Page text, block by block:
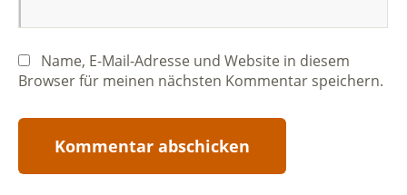
Name, E-Mail-Adresse und Website in diesem
Browser für meinen nächsten Kommentar speichern.